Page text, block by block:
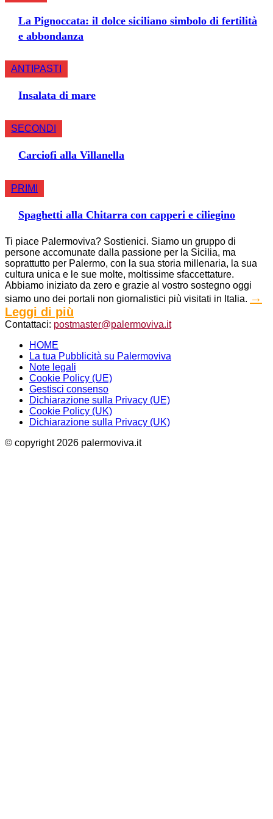
La Pignoccata: il dolce siciliano simbolo di fertilità
e abbondanza
ANTIPASTI
Insalata di mare
SECONDI
Carciofi alla Villanella
PRIMI
Spaghetti alla Chitarra con capperi e ciliegino
Ti piace Palermoviva? Sostienici. Siamo un gruppo di
persone accomunate dalla passione per la Sicilia, ma
soprattutto per Palermo, con la sua storia millenaria, la sua
cultura unica e le sue molte, moltissime sfaccettature.
Abbiamo iniziato da zero e grazie al vostro sostegno oggi
siamo uno dei portali non giornalistici più visitati in Italia. →
Leggi di più
Contattaci: postmaster@palermoviva.it
HOME
La tua Pubblicità su Palermoviva
Note legali
Cookie Policy (UE)
Gestisci consenso
Dichiarazione sulla Privacy (UE)
Cookie Policy (UK)
Dichiarazione sulla Privacy (UK)
© copyright 2026 palermoviva.it